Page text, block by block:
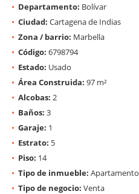
Departamento: Bolívar
Ciudad: Cartagena de Indias
Zona / barrio: Marbella
Código: 6798794
Estado: Usado
Área Construida: 97 m²
Alcobas: 2
Baños: 3
Garaje: 1
Estrato: 5
Piso: 14
Tipo de inmueble: Apartamento
Tipo de negocio: Venta